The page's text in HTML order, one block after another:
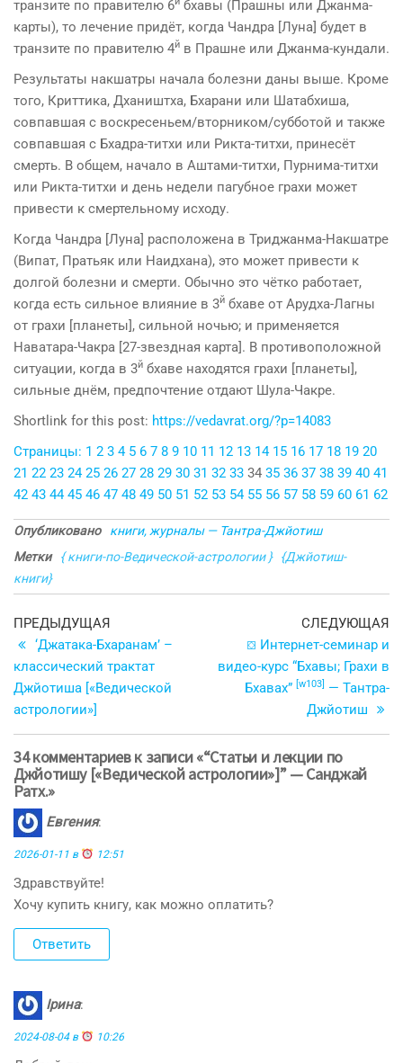
транзите по правителю 6 бхавы (Прашны или Джанма-
карты), то лечение придёт, когда Чандра [Луна] будет в
транзите по правителю 4й в Прашне или Джанма-кундали.
Результаты накшатры начала болезни даны выше. Кроме
того, Криттика, Дхаништха, Бхарани или Шатабхиша,
совпавшая с воскресеньем/вторником/субботой и также
совпавшая с Бхадра-титхи или Рикта-титхи, принесёт
смерть. В общем, начало в Аштами-титхи, Пурнима-титхи
или Рикта-титхи и день недели пагубное грахи может
привести к смертельному исходу.
Когда Чандра [Луна] расположена в Триджанма-Накшатре
(Випат, Пратьяк или Наидхана), это может привести к
долгой болезни и смерти. Обычно это чётко работает,
когда есть сильное влияние в 3й бхаве от Арудха-Лагны
от грахи [планеты], сильной ночью; и применяется
Наватара-Чакра [27-звездная карта]. В противоположной
ситуации, когда в 3й бхаве находятся грахи [планеты],
сильные днём, предпочтение отдают Шула-Чакре.
Shortlink for this post: https://vedavrat.org/?p=14083
Страницы: 1 2 3 4 5 6 7 8 9 10 11 12 13 14 15 16 17 18 19 20
21 22 23 24 25 26 27 28 29 30 31 32 33 34 35 36 37 38 39 40 41
42 43 44 45 46 47 48 49 50 51 52 53 54 55 56 57 58 59 60 61 62
Опубликовано
книги, журналы — Тантра-Джйотиш
Метки
{ книги-по-Ведической-астрологии }
{Джйотиш-
книги}
Навигация
по
записям
Предыдущая
запись
ПРЕДЫДУЩАЯ
‘Джатака-Бхаранам’ –
классический трактат
Джйотиша [«Ведической
астрологии»]
СЛЕДУЮЩАЯ
⛋ Интернет-семинар и
видео-курс “Бхавы; Грахи в
Бхавах” [w103]
— Тантра-
Джйотиш
34 комментариев к записи «“Статьи и лекции по
Джйотишу [«Ведической астрологии»]” — Санджай
Ратх.»
Евгения:
2026-01-11 в 12:51
Здравствуйте!
Хочу купить книгу, как можно оплатить?
Ответить
Ірина:
2024-08-04 в 10:26